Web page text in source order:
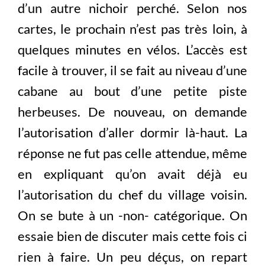
d’un autre nichoir perché. Selon nos
cartes, le prochain n’est pas très loin, à
quelques minutes en vélos. L’accès est
facile à trouver, il se fait au niveau d’une
cabane au bout d’une petite piste
herbeuses. De nouveau, on demande
l’autorisation d’aller dormir là-haut. La
réponse ne fut pas celle attendue, même
en expliquant qu’on avait déjà eu
l’autorisation du chef du village voisin.
On se bute à un -non- catégorique. On
essaie bien de discuter mais cette fois ci
rien à faire. Un peu déçus, on repart